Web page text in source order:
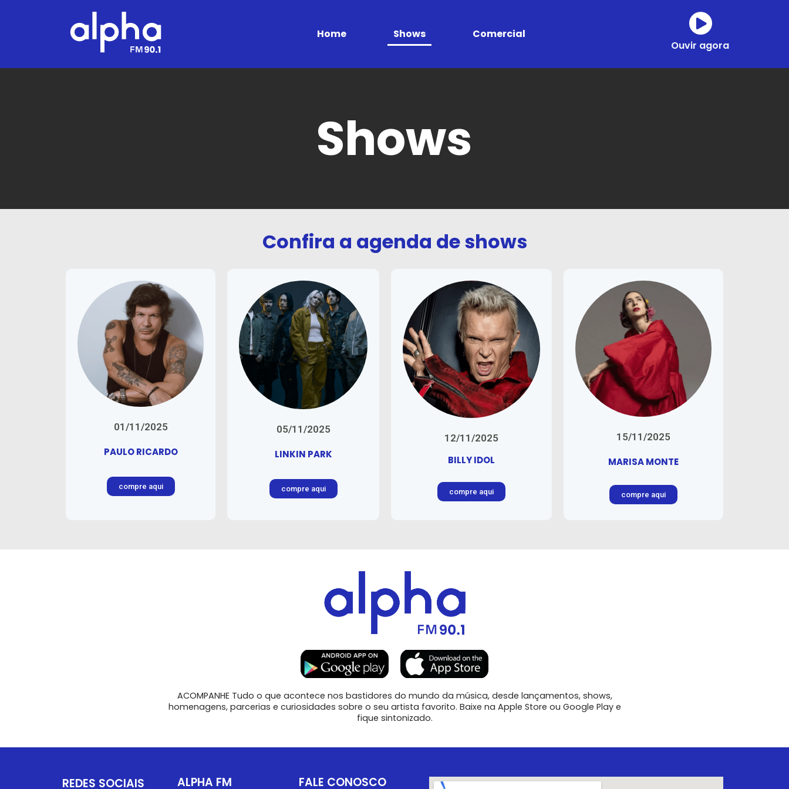
Home Shows
Comercial
Ouvir agora
Shows
Confira a agenda de shows
01/11/2025
PAULO RICARDO
compre aqui
05/11/2025
LINKIN PARK
compre aqui
12/11/2025
BILLY IDOL
compre aqui
15/11/2025
MARISA MONTE
compre aqui
ACOMPANHE Tudo o que acontece nos bastidores do mundo da música, desde lançamentos, shows,
homenagens, parcerias e curiosidades sobre o seu artista favorito. Baixe na Apple Store ou Google Play e
fique sintonizado.
REDES SOCIAIS ALPHA FM FALE CONOSCO